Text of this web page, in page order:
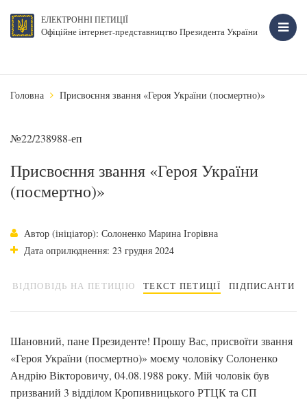
ЕЛЕКТРОННІ ПЕТИЦІЇ
Офіційне інтернет-представництво Президента України
Головна Присвоєння звання «Героя України (посмертно)»
№22/238988-еп
Присвоєння звання «Героя України
(посмертно)»
Автор (ініціатор): Солоненко Марина Ігорівна
Дата оприлюднення: 23 грудня 2024
ВІДПОВІДЬ НА ПЕТИЦІЮ ТЕКСТ ПЕТИЦІЇ ПІДПИСАНТИ
Шановний, пане Президенте! Прошу Вас, присвоїти звання
«Героя України (посмертно)» моєму чоловіку Солоненко
Андрію Вікторовичу, 04.08.1988 року. Мій чоловік був
призваний 3 відділом Кропивницького РТЦК та СП